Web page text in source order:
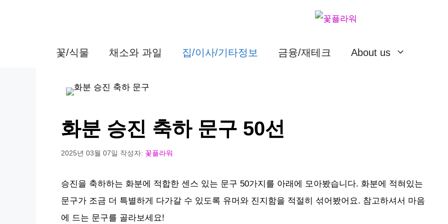
꽃/식물 채소와 과일 집/이사/기타정보 금융/재테크 About us
화분 승진 축하 문구 50선
2025년 03월 07일 작성자: 꽃플라워
승진을 축하하는 화분에 적합한 센스 있는 문구 50가지를 아래에 모아봤습니다. 화분에 적혀있는
문구가 조금 더 특별하게 다가갈 수 있도록 유머와 진지함을 적절히 섞어봤어요. 참고하셔서 마음
에 드는 문구를 골라보세요!